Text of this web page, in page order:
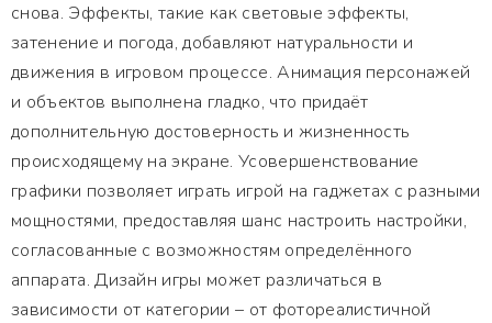
снова. Эффекты, такие как световые эффекты,
затенение и погода, добавляют натуральности и
движения в игровом процессе. Анимация персонажей
и объектов выполнена гладко, что придаёт
дополнительную достоверность и жизненность
происходящему на экране. Усовершенствование
графики позволяет играть игрой на гаджетах с разными
мощностями, предоставляя шанс настроить настройки,
согласованные с возможностям определённого
аппарата. Дизайн игры может различаться в
зависимости от категории – от фотореалистичной